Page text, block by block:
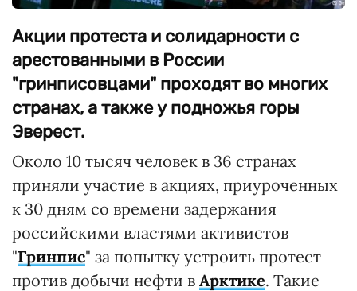
Акции протеста и солидарности с
арестованными в России
"гринписовцами" проходят во многих
странах, а также у подножья горы
Эверест.
Около 10 тысяч человек в 36 странах
приняли участие в акциях, приуроченных
к 30 дням со времени задержания
российскими властями активистов
"Гринпис" за попытку устроить протест
против добычи нефти в Арктике. Такие